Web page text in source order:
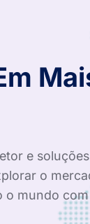
e
o
o mundo